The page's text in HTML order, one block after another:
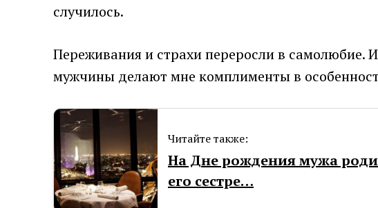
случилось.
Переживания и страхи переросли в самолюбие.
мужчины делают мне комплименты в
Читайте также:
На Дне рождения мужа
его сестре…